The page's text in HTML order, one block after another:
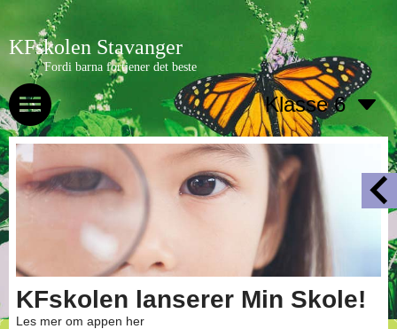
KFskolen Stavanger
Fordi barna fortjener det beste
Klasse 6
KFskolen lanserer Min Skole!
Les mer om appen her